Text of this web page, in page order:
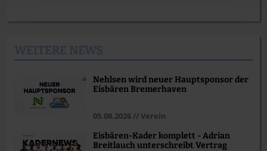
Nehlsen wird neuer Hauptsponsor der
Eisbären Bremerhaven
05.08.2026 // Verein
Eisbären-Kader komplett - Adrian
Breitlauch unterschreibt Vertrag